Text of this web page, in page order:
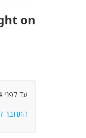
on “
עד לפני 94 שנה, וגם אז ביוזמת הבריטים, אפילו מופתי מעולם לא היה להם בירושלים לנוכלים הללו.
התחבר